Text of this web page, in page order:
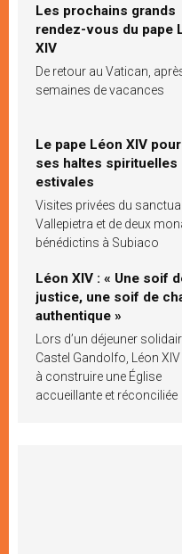
Les prochains grands
rendez-vous du pape
XIV
De retour au Vatican,
semaines de vacances
Le pape Léon XIV
ses haltes spirituelles
estivales
Visites privées du
Vallepietra et de deux
bénédictins à Subiaco
Léon XIV : « Une soif
justice, une soif de
authentique »
Lors d’un déjeuner
Castel Gandolfo, Léon
à construire une Église
accueillante et réconciliée